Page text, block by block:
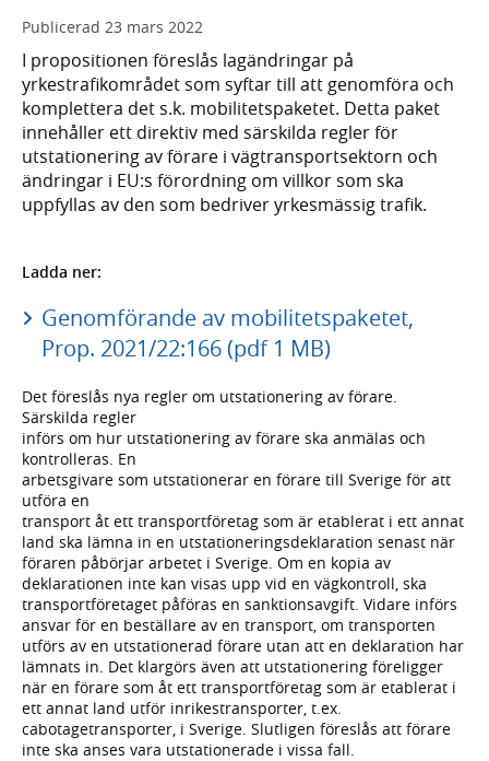
Publicerad 23 mars 2022
I propositionen föreslås lagändringar på
yrkestrafikområdet som syftar till att genomföra och
komplettera det s.k. mobilitetspaketet. Detta paket
innehåller ett direktiv med särskilda regler för
utstationering av förare i vägtransportsektorn och
ändringar i EU:s förordning om villkor som ska
uppfyllas av den som bedriver yrkesmässig trafik.
Ladda ner:
Genomförande av mobilitetspaketet,
Prop. 2021/22:166 (pdf 1 MB)
Det föreslås nya regler om utstationering av förare.
Särskilda regler
införs om hur utstationering av förare ska anmälas och
kontrolleras. En
arbetsgivare som utstationerar en förare till Sverige för att
utföra en
transport åt ett transportföretag som är etablerat i ett annat
land ska lämna in en utstationeringsdeklaration senast när
föraren påbörjar arbetet i Sverige. Om en kopia av
deklarationen inte kan visas upp vid en vägkontroll, ska
transportföretaget påföras en sanktionsavgift. Vidare införs
ansvar för en beställare av en transport, om transporten
utförs av en utstationerad förare utan att en deklaration har
lämnats in. Det klargörs även att utstationering föreligger
när en förare som åt ett transportföretag som är etablerat i
ett annat land utför inrikestransporter, t.ex.
cabotagetransporter, i Sverige. Slutligen föreslås att förare
inte ska anses vara utstationerade i vissa fall.